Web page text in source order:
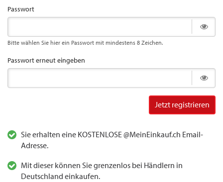
Passwort
Bitte wählen Sie hier ein Passwort mit mindestens 8 Zeichen.
Passwort erneut eingeben
Jetzt registrieren
Sie erhalten eine KOSTENLOSE @MeinEinkauf.ch Email-
Adresse.
Mit dieser können Sie grenzenlos bei Händlern in
Deutschland einkaufen.